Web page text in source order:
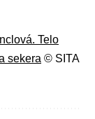
Telo
sekera © SITA